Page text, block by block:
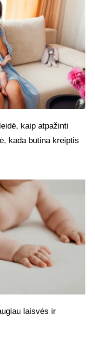
kaip atpažinti
kada būtina kreiptis
laisvės ir